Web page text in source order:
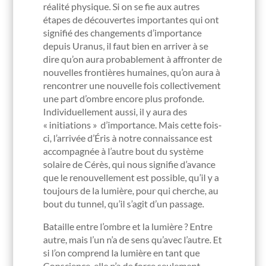
réalité physique. Si on se fie aux autres
étapes de découvertes importantes qui ont
signifié des changements d’importance
depuis Uranus, il faut bien en arriver à se
dire qu’on aura probablement à affronter de
nouvelles frontières humaines, qu’on aura à
rencontrer une nouvelle fois collectivement
une part d’ombre encore plus profonde.
Individuellement aussi, il y aura des
« initiations » d’importance. Mais cette fois-
ci, l’arrivée d’Éris à notre connaissance est
accompagnée à l’autre bout du système
solaire de Cérès, qui nous signifie d’avance
que le renouvellement est possible, qu’il y a
toujours de la lumière, pour qui cherche, au
bout du tunnel, qu’il s’agit d’un passage.
Bataille entre l’ombre et la lumière ? Entre
autre, mais l’un n’a de sens qu’avec l’autre. Et
si l’on comprend la lumière en tant que